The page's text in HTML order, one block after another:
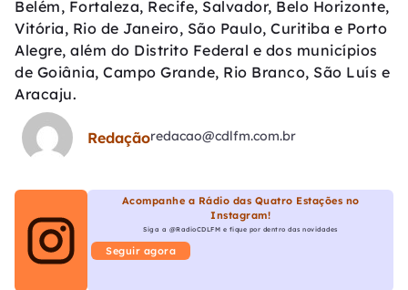
Belém, Fortaleza, Recife, Salvador, Belo Horizonte,
Vitória, Rio de Janeiro, São Paulo, Curitiba e Porto
Alegre, além do Distrito Federal e dos municípios
de Goiânia, Campo Grande, Rio Branco, São Luís e
Aracaju.
Redaçãoredacao@cdlfm.com.br
Acompanhe a Rádio das Quatro Estações no
Instagram!
Siga a @RadioCDLFM e fique por dentro das novidades
Seguir agora